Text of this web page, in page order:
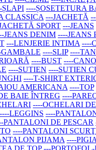
ȘLAPI ----ȘOSETETURA
CLASSICA ---JACHETĂ
SPORT ---JEANS
JEANS DENIM ----JEANS
---LENJERIE INTIMA ----
GAMBALE ----SLIP ----
----BUST ----
----SUTIEN ----SUTIEN
----T-SHIRT
AMERICANA ----TOP
BAIE ÎNTREG ----
----OCHELARI
----LEGGINS ----
PANTALONI DE PESCAR
----PANTALONI
PIJAMA ----
DE TOP ---